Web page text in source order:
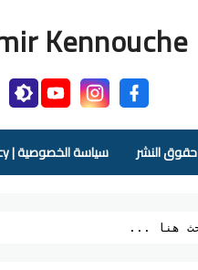
Kennouche
حقوق النشر سياسة الخصوصية | Privacy Policy